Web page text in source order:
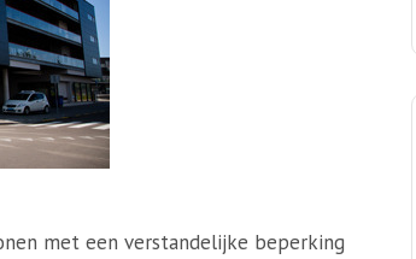
met een verstandelijke beperking